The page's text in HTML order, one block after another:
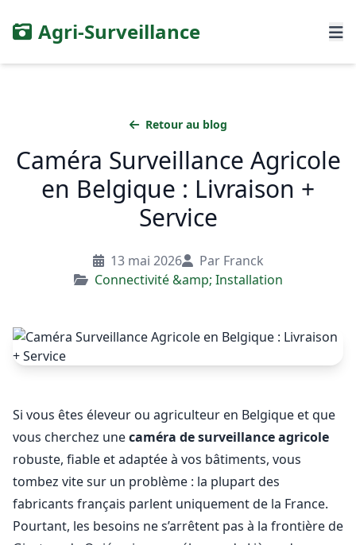
Agri-Surveillance
Retour au blog
Caméra Surveillance Agricole
en Belgique : Livraison +
Service
13 mai 2026
Par Franck
Connectivité &amp; Installation
Si vous êtes éleveur ou agriculteur en Belgique et que
vous cherchez unecaméra de surveillance agricole
robuste, fiable et adaptée à vos bâtiments, vous
tombez vite sur un problème : la plupart des
fabricants français parlent uniquement de la France.
Pourtant, les besoins ne s’arrêtent pas à la frontière de